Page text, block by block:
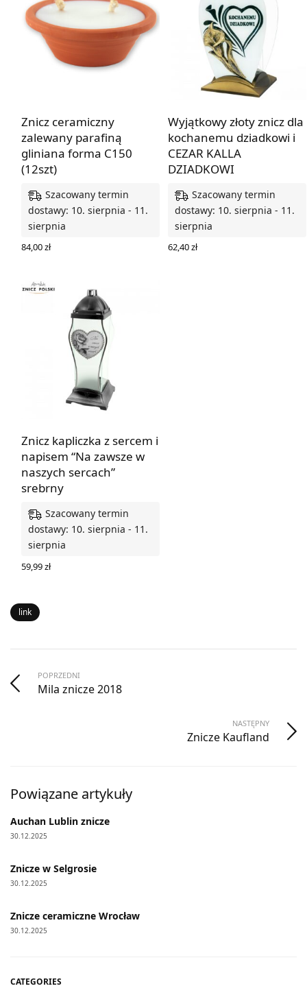
Znicz ceramiczny
zalewany parafiną
gliniana forma C150
(12szt)
Szacowany termin
dostawy: 10. sierpnia - 11.
sierpnia
84,00zł
Wyjątkowy złoty znicz dla
kochanemu dziadkowi i
CEZAR KALLA
DZIADKOWI
Szacowany termin
dostawy: 10. sierpnia - 11.
sierpnia
62,40zł
Znicz kapliczka z sercem i
napisem “Na zawsze w
naszych sercach”
srebrny
Szacowany termin
dostawy: 10. sierpnia - 11.
sierpnia
59,99zł
link
POPRZEDNI
Mila znicze 2018
NASTĘPNY
Znicze Kaufland
Powiązane artykuły
Auchan Lublin znicze
30.12.2025
Znicze w Selgrosie
30.12.2025
Znicze ceramiczne Wrocław
30.12.2025
CATEGORIES